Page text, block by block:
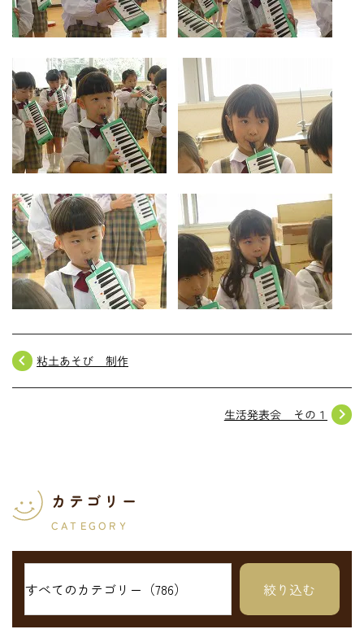
navigate_before 粘土あそび 制作
navigate_next
生活発表会 その１
カテゴリー
CATEGORY